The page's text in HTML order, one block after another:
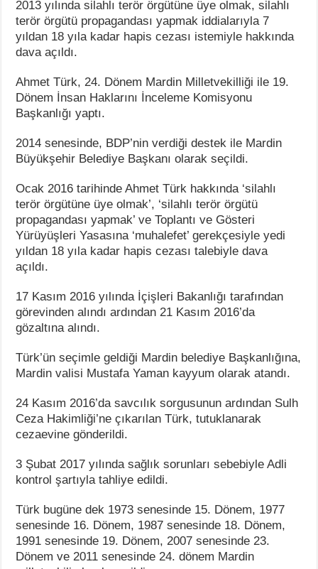
2013 yılında silahlı terör örgütüne üye olmak, silahlı
terör örgütü propagandası yapmak iddialarıyla 7
yıldan 18 yıla kadar hapis cezası istemiyle hakkında
dava açıldı.
Ahmet Türk, 24. Dönem Mardin Milletvekilliği ile 19.
Dönem İnsan Haklarını İnceleme Komisyonu
Başkanlığı yaptı.
2014 senesinde, BDP’nin verdiği destek ile Mardin
Büyükşehir Belediye Başkanı olarak seçildi.
Ocak 2016 tarihinde Ahmet Türk hakkında ‘silahlı
terör örgütüne üye olmak’, ‘silahlı terör örgütü
propagandası yapmak’ ve Toplantı ve Gösteri
Yürüyüşleri Yasasına ‘muhalefet’ gerekçesiyle yedi
yıldan 18 yıla kadar hapis cezası talebiyle dava
açıldı.
17 Kasım 2016 yılında İçişleri Bakanlığı tarafından
görevinden alındı ardından 21 Kasım 2016’da
gözaltına alındı.
Türk’ün seçimle geldiği Mardin belediye Başkanlığına,
Mardin valisi Mustafa Yaman kayyum olarak atandı.
24 Kasım 2016’da savcılık sorgusunun ardından Sulh
Ceza Hakimliği’ne çıkarılan Türk, tutuklanarak
cezaevine gönderildi.
3 Şubat 2017 yılında sağlık sorunları sebebiyle Adli
kontrol şartıyla tahliye edildi.
Türk bugüne dek 1973 senesinde 15. Dönem, 1977
senesinde 16. Dönem, 1987 senesinde 18. Dönem,
1991 senesinde 19. Dönem, 2007 senesinde 23.
Dönem ve 2011 senesinde 24. dönem Mardin